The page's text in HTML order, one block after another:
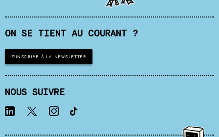
ON SE TIENT AU COURANT ?
S'INSCRIRE À LA NEWSLETTER
NOUS SUIVRE